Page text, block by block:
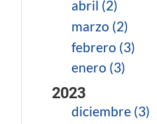
abril (2)
marzo (2)
febrero (3)
enero (3)
2023
diciembre (3)